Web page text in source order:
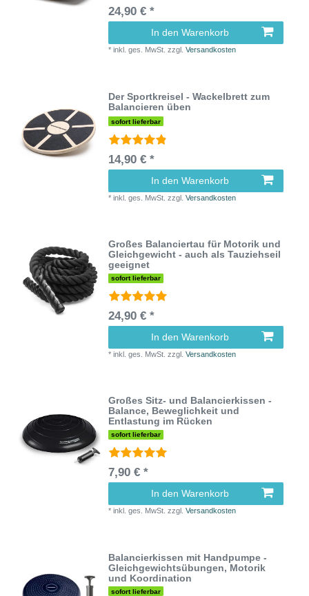
24,90 € *
In den Warenkorb
*inkl. ges. MwSt. zzgl.Versandkosten
Der Sportkreisel - Wackelbrett zum
Balancieren üben
sofort lieferbar
14,90 € *
In den Warenkorb
*inkl. ges. MwSt. zzgl.Versandkosten
Großes Balanciertau für Motorik und
Gleichgewicht - auch als Tauziehseil
geeignet
sofort lieferbar
24,90 € *
In den Warenkorb
*inkl. ges. MwSt. zzgl.Versandkosten
Großes Sitz- und Balancierkissen -
Balance, Beweglichkeit und
Entlastung im Rücken
sofort lieferbar
7,90 € *
In den Warenkorb
*inkl. ges. MwSt. zzgl.Versandkosten
Balancierkissen mit Handpumpe -
Gleichgewichtsübungen, Motorik
und Koordination
sofort lieferbar